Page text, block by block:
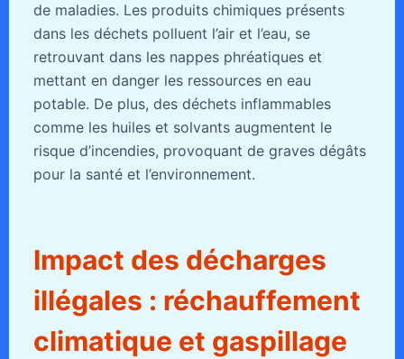
de maladies. Les produits chimiques présents
dans les déchets polluent l’air et l’eau, se
retrouvant dans les nappes phréatiques et
mettant en danger les ressources en eau
potable. De plus, des déchets inflammables
comme les huiles et solvants augmentent le
risque d’incendies, provoquant de graves dégâts
pour la santé et l’environnement.
Impact des décharges
illégales : réchauffement
climatique et gaspillage